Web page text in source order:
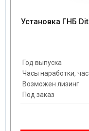
Установка ГНБ
Год выпуска
Часы наработки, час
Возможен лизинг
Под заказ